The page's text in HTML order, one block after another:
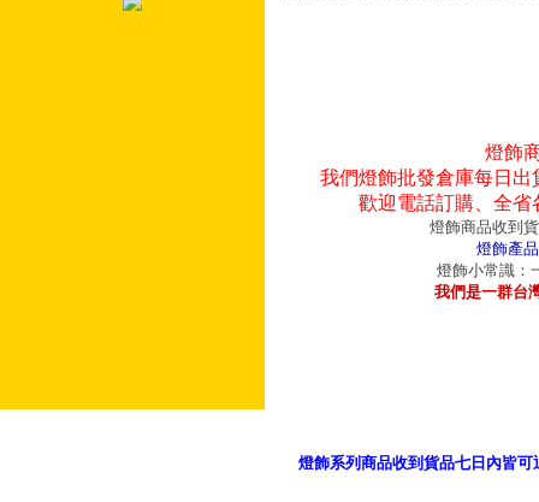
燈飾
我們燈飾批發倉庫每日
歡迎電話訂購、全
燈飾商品收到
燈飾產
燈飾小常識：
我們是一群台
燈飾系列商品收到貨品七日內皆